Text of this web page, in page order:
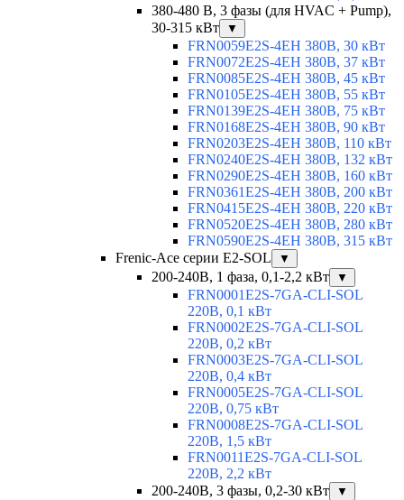
380-480 В, 3 фазы (для HVAC + Pump),
30-315 кВт
▼
FRN0059E2S-4EH 380В, 30 кВт
FRN0072E2S-4EH 380В, 37 кВт
FRN0085E2S-4EH 380В, 45 кВт
FRN0105E2S-4EH 380В, 55 кВт
FRN0139E2S-4EH 380В, 75 кВт
FRN0168E2S-4EH 380В, 90 кВт
FRN0203E2S-4EH 380В, 110 кВт
FRN0240E2S-4EH 380В, 132 кВт
FRN0290E2S-4EH 380В, 160 кВт
FRN0361E2S-4EH 380В, 200 кВт
FRN0415E2S-4EH 380В, 220 кВт
FRN0520E2S-4EH 380В, 280 кВт
FRN0590E2S-4EH 380В, 315 кВт
Frenic-Ace серии E2-SOL
▼
200-240В, 1 фаза, 0,1-2,2 кВт ▼
FRN0001E2S-7GA-CLI-SOL
220В, 0,1 кВт
FRN0002E2S-7GA-CLI-SOL
220В, 0,2 кВт
FRN0003E2S-7GA-CLI-SOL
220В, 0,4 кВт
FRN0005E2S-7GA-CLI-SOL
220В, 0,75 кВт
FRN0008E2S-7GA-CLI-SOL
220В, 1,5 кВт
FRN0011E2S-7GA-CLI-SOL
220В, 2,2 кВт
200-240В, 3 фазы, 0,2-30 кВт
▼